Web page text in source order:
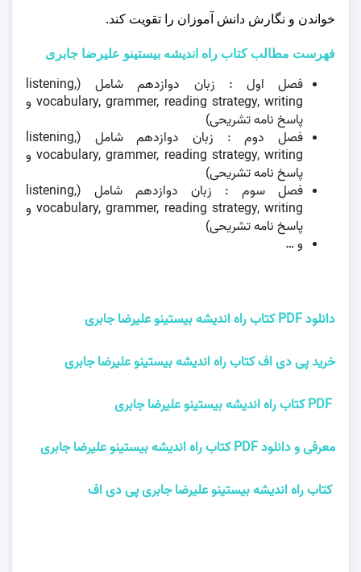
خواندن و نگارش دانش‌ آموزان را تقویت کند.
فهرست مطالب کتاب راه اندیشه بیستینو علیرضا جابری
فصل اول : زبان دوازدهم شامل (listening,
vocabulary, grammer, reading strategy, writing و
پاسخ نامه تشریحی)
فصل دوم : زبان دوازدهم شامل (listening,
vocabulary, grammer, reading strategy, writing و
پاسخ نامه تشریحی)
فصل سوم : زبان دوازدهم شامل (listening,
vocabulary, grammer, reading strategy, writing و
پاسخ نامه تشریحی)
و …
دانلود PDF کتاب راه اندیشه بیستینو علیرضا جابری
خرید پی دی اف کتاب راه اندیشه بیستینو علیرضا جابری
معرفی و دانلود PDF کتاب راه اندیشه بیستینو علیرضا جابری
کتاب راه اندیشه بیستینو علیرضا جابری پی دی اف